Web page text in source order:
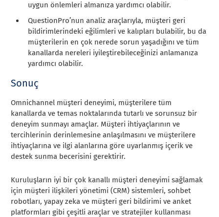
uygun önlemleri almanıza yardımcı olabilir.
QuestionPro’nun analiz araçlarıyla, müşteri geri
bildirimlerindeki eğilimleri ve kalıpları bulabilir, bu da
müşterilerin en çok nerede sorun yaşadığını ve tüm
kanallarda nereleri iyileştirebileceğinizi anlamanıza
yardımcı olabilir.
Sonuç
Omnichannel müşteri deneyimi, müşterilere tüm
kanallarda ve temas noktalarında tutarlı ve sorunsuz bir
deneyim sunmayı amaçlar. Müşteri ihtiyaçlarının ve
tercihlerinin derinlemesine anlaşılmasını ve müşterilere
ihtiyaçlarına ve ilgi alanlarına göre uyarlanmış içerik ve
destek sunma becerisini gerektirir.
Kuruluşların iyi bir çok kanallı müşteri deneyimi sağlamak
için müşteri ilişkileri yönetimi (CRM) sistemleri, sohbet
robotları, yapay zeka ve müşteri geri bildirimi ve anket
platformları gibi çeşitli araçlar ve stratejiler kullanması